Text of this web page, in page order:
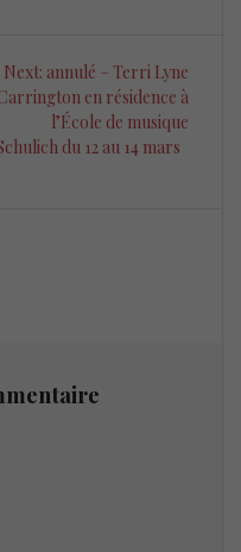
Next: Next
post:
annulé – Terri Lyne
en résidence à
l’École de musique
du 12 au 14 mars